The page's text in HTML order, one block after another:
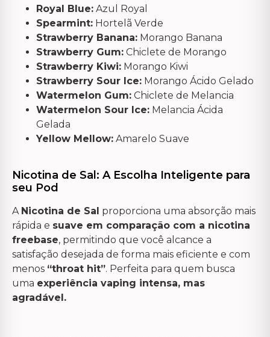
Royal Blue: Azul Royal
Spearmint: Hortelã Verde
Strawberry Banana: Morango Banana
Strawberry Gum: Chiclete de Morango
Strawberry Kiwi: Morango Kiwi
Strawberry Sour Ice: Morango Ácido Gelado
Watermelon Gum: Chiclete de Melancia
Watermelon Sour Ice: Melancia Ácida
Gelada
Yellow Mellow: Amarelo Suave
Nicotina de Sal: A Escolha Inteligente para
seu Pod
A Nicotina de Sal proporciona uma absorção mais
rápida e suave em comparação com a nicotina
freebase, permitindo que você alcance a
satisfação desejada de forma mais eficiente e com
menos “throat hit”. Perfeita para quem busca
uma experiência vaping intensa, mas
agradável.